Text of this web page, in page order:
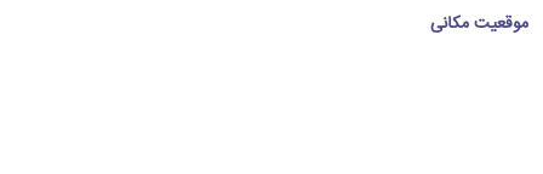
موقعیت مکانی